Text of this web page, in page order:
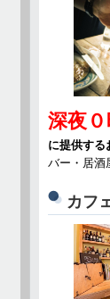
深夜
に提供する
バー・居酒
カフ